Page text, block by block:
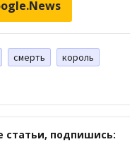
смерть
король
статьи, подпишись: